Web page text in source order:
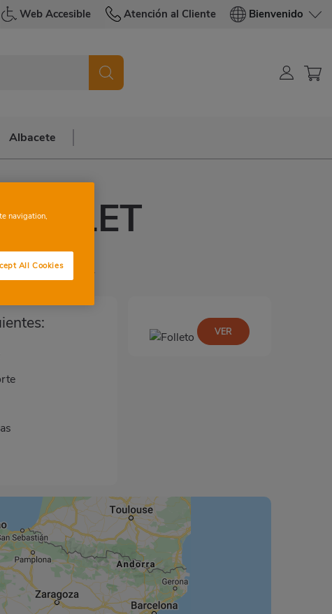
Web Accesible Atención al Cliente Bienvenido
Albacete
VER
navigation,
All Cookies